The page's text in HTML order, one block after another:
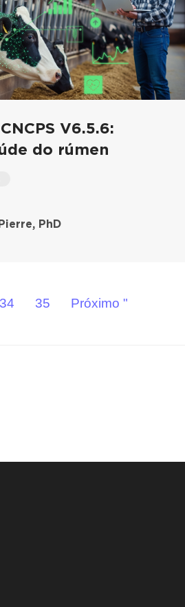
V6.5.6:
do rúmen
PhD
34 35 Próximo "